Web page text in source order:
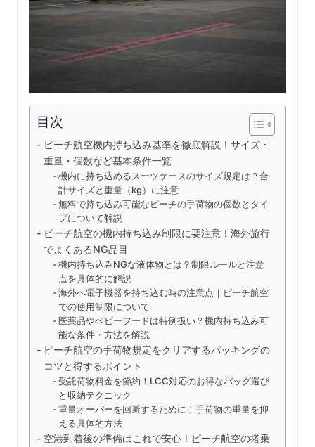
目次
ピーチ航空機内持ち込み基準を徹底解説！サイズ・
重量・個数など基本条件一覧
機内に持ち込めるスーツケースのサイズ規定は？合
計サイズと重量（kg）に注意
無料で持ち込み可能なピーチの手荷物の個数とタイ
プについて解説
ピーチ航空の機内持ち込み制限に要注意！海外旅行
でよくあるNG品目
機内持ち込みNGな液体物とは？制限ルールと注意
点を具体的に解説
海外へ電子機器を持ち込む時の注意点｜ピーチ航空
での使用制限について
医薬品やベビーフードは特例扱い？機内持ち込み可
能な条件・方法を解説
ピーチ航空の手荷物規定をクリアするパッキングの
コツと得するポイント
受託荷物料金を節約！LCC対応のお得なバッグ選び
と収納テクニック
重量オーバーを回避するために！手荷物の重量を抑
える具体的方法
空港到着後の準備はこれで安心！ピーチ航空の搭乗